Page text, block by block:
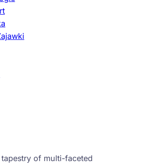
of multi-faceted